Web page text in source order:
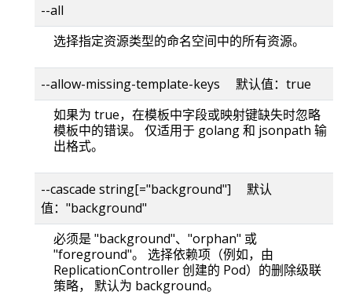
--all
选择指定资源类型的命名空间中的所有资源。
--allow-missing-template-keys 默认值：true
如果为 true，在模板中字段或映射键缺失时忽略
模板中的错误。 仅适用于 golang 和 jsonpath 输
出格式。
--cascade string[="background"] 默认
值："background"
必须是 "background"、"orphan" 或
"foreground"。 选择依赖项（例如，由
ReplicationController 创建的 Pod）的删除级联
策略， 默认为 background。